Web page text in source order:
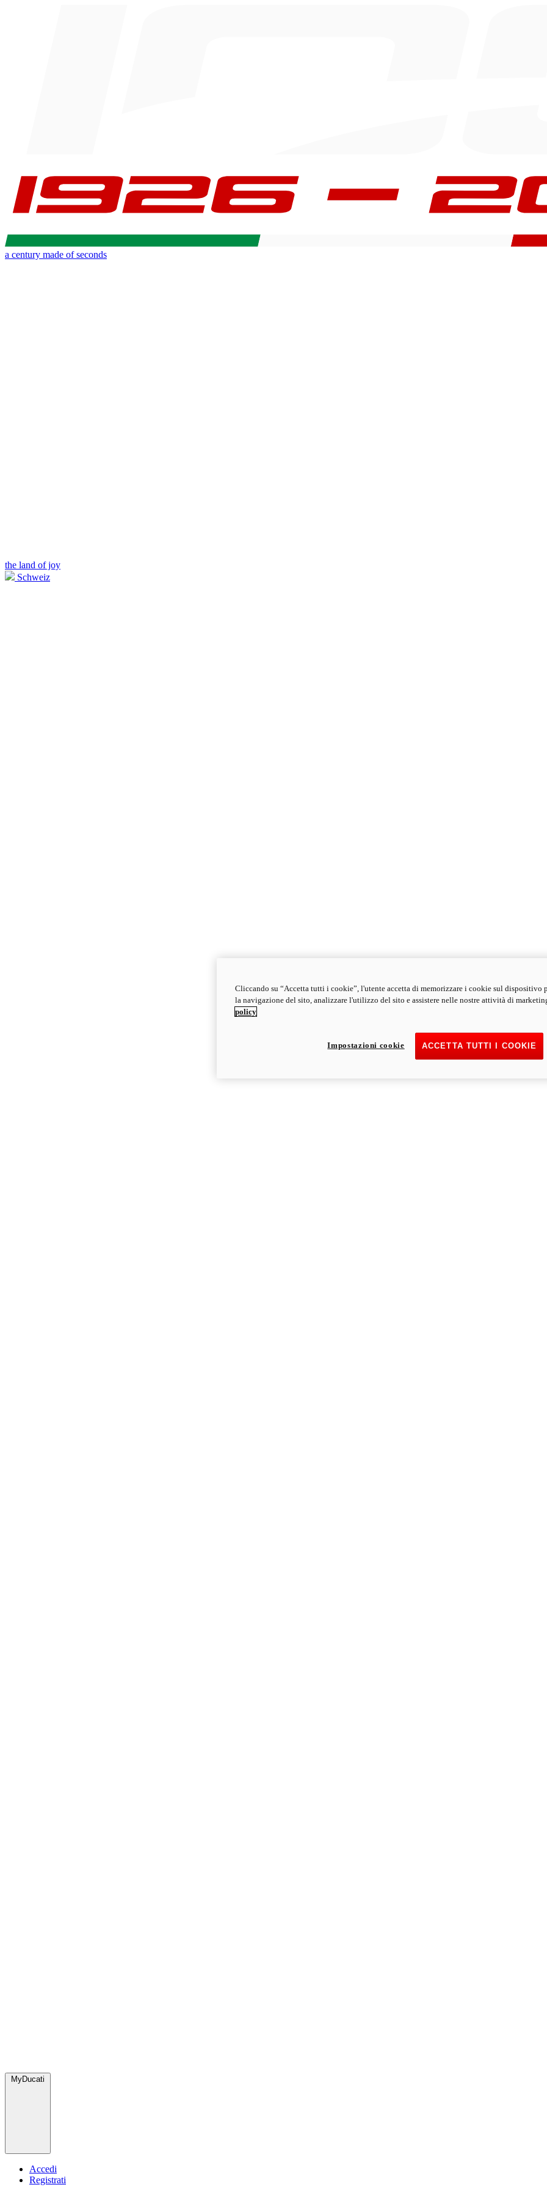
a century made of seconds
the land of joy
Schweiz
MyDucati
Accedi
Registrati
Cliccando su “Accetta tutti i cookie”, l'utente accetta di memorizzare i cookie sul dispositivo
la navigazione del sito, analizzare l'utilizzo del sito e assistere nelle nostre attività di
policy
ACCETTA TUTTI I COOKIE
Impostazioni cookie